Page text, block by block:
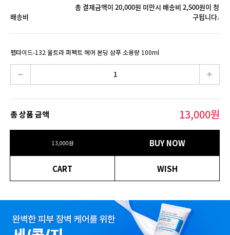
배송비
총 결제금액이 20,000원 미만시 배송비 2,500원이 청
구됩니다.
펩타이드-132 울트라 퍼펙트 헤어 본딩 샴푸 소용량 100ml
총 상품 금액 13,000원
13,000원 BUY NOW
CART WISH